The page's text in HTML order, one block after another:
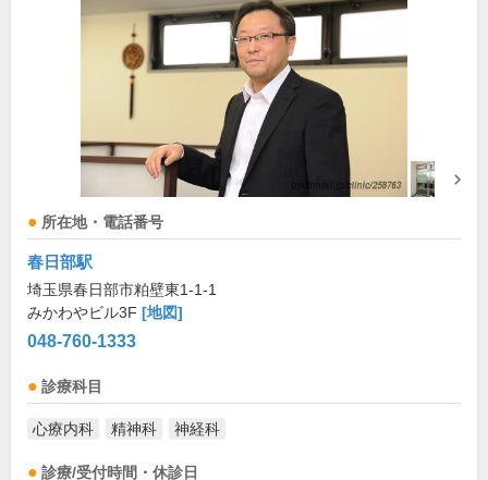
所在地・電話番号
春日部駅
埼玉県春日部市粕壁東1-1-1
みかわやビル3F [地図]
048-760-1333
診療科目
心療内科 精神科 神経科
診療/受付時間・休診日